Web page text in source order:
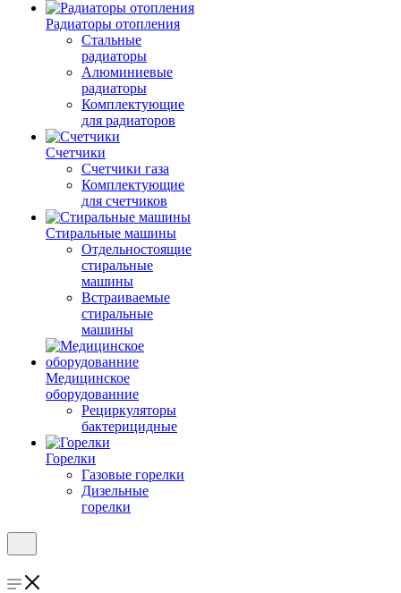
Радиаторы отопления
Стальные
радиаторы
Алюминиевые
радиаторы
Комплектующие
для радиаторов
Счетчики
Счетчики газа
Комплектующие
для счетчиков
Стиральные машины
Отдельностоящие
стиральные
машины
Встраиваемые
стиральные
машины
Медицинское
оборудованние
Рециркуляторы
бактерицидные
Горелки
Газовые горелки
Дизельные
горелки